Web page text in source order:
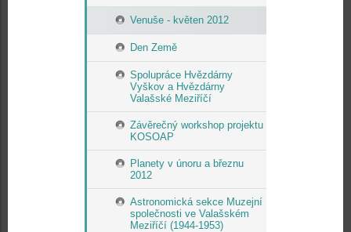
Venuše - květen 2012
Den Země
Spolupráce Hvězdárny
Vyškov a Hvězdárny
Valašské Meziříčí
Závěrečný workshop projektu
KOSOAP
Planety v únoru a březnu
2012
Astronomická sekce Muzejní
společnosti ve Valašském
Meziříčí (1944-1953)